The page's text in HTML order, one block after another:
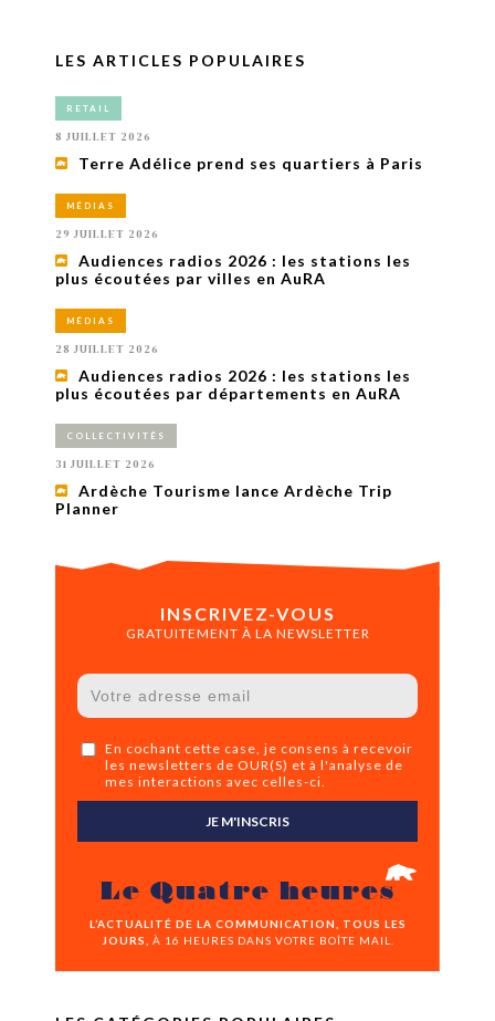
LES ARTICLES POPULAIRES
RETAIL
8 JUILLET 2026
Terre Adélice prend ses quartiers à Paris
MÉDIAS
29 JUILLET 2026
Audiences radios 2026 : les stations les
plus écoutées par villes en AuRA
MÉDIAS
28 JUILLET 2026
Audiences radios 2026 : les stations les
plus écoutées par départements en AuRA
COLLECTIVITÉS
31 JUILLET 2026
Ardèche Tourisme lance Ardèche Trip
Planner
INSCRIVEZ-VOUS
GRATUITEMENT À LA NEWSLETTER
En cochant cette case, je consens à recevoir
les newsletters de OUR(S) et à l'analyse de
mes interactions avec celles-ci.
JE M'INSCRIS
Le Quatre heures
L’ACTUALITÉ DE LA COMMUNICATION, TOUS LES
JOURS,
À 16 HEURES DANS VOTRE BOÎTE MAIL.